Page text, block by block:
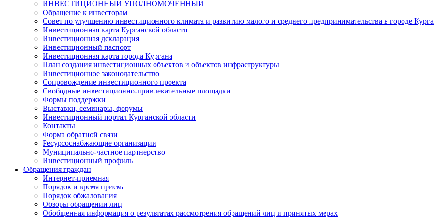
ИНВЕСТИЦИОННЫЙ УПОЛНОМОЧЕННЫЙ
Обращение к инвесторам
Совет по улучшению инвестиционного климата и развитию малого и среднего предпринимательства в городе
Инвестиционная карта Курганской области
Инвестиционная декларация
Инвестиционный паспорт
Инвестиционная карта города Кургана
План создания инвестиционных объектов и объектов инфраструктуры
Инвестиционное законодательство
Сопровождение инвестиционного проекта
Свободные инвестиционно-привлекательные площадки
Формы поддержки
Выставки, семинары, форумы
Инвестиционный портал Курганской области
Контакты
Форма обратной связи
Ресурсоснабжающие организации
Муниципально-частное партнерство
Инвестиционный профиль
Обращения граждан
Интернет-приемная
Порядок и время приема
Порядок обжалования
Обзоры обращений лиц
Обобщенная информация о результатах рассмотрения обращений лиц и принятых мерах